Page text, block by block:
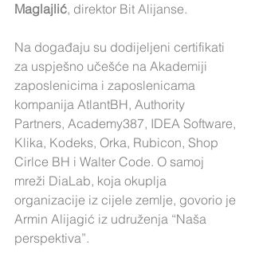
Maglajlić, direktor Bit Alijanse.
Na događaju su dodijeljeni certifikati
za uspješno učešće na Akademiji
zaposlenicima i zaposlenicama
kompanija AtlantBH, Authority
Partners, Academy387, IDEA Software,
Klika, Kodeks, Orka, Rubicon, Shop
Cirlce BH i Walter Code. O samoj
mreži DiaLab, koja okuplja
organizacije iz cijele zemlje, govorio je
Armin Alijagić iz udruženja “Naša
perspektiva”.